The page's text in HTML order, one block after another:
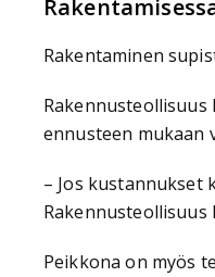
Rakentaminen
ennusteen mukaan
– Jos kustannukset
Rakennusteollisuus
Peikkona on myös